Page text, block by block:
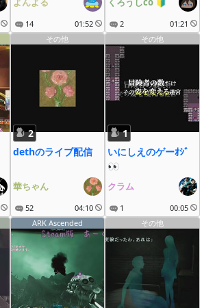
14 01:52 2
01:21
その他
2
dethのライブ配信
華ちゃん
52 04:10
その他
1
いにしえのゲーｵｼﾞ
👀
クラム
1
00:05
ARK Ascended その他